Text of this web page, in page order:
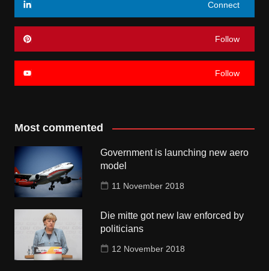
Connect
Follow
Follow
Most commented
Government is launching new aero
model
11 November 2018
Die mitte got new law enforced by
politicians
12 November 2018